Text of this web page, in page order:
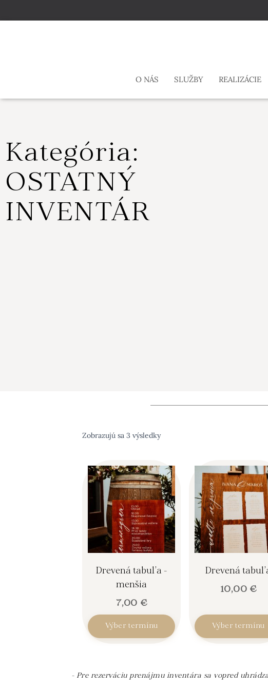
O NÁS SLUŽBY REALIZÁCIE
Kategória:
OSTATNÝ
INVENTÁR
Zobrazujú sa 3 výsledky
Drevená tabuľa -
menšia
7,00 €
Výber termínu
Drevená
10,00 €
Výber termínu
- Pre rezerváciu prenájmu inventára sa vopred